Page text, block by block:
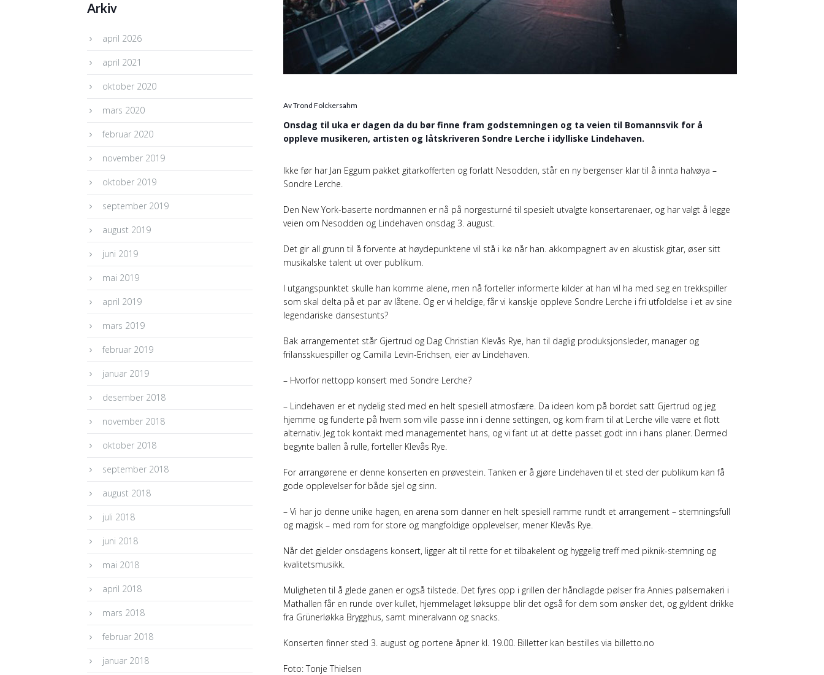
Av Trond Folckersahm
Onsdag til uka er dagen da du bør finne fram godstemningen og ta veien til Bomannsvik for å
oppleve musikeren, artisten og låtskriveren Sondre Lerche i idylliske Lindehaven.
Ikke før har Jan Eggum pakket gitarkofferten og forlatt Nesodden, står en ny bergenser klar til å innta halvøya –
Sondre Lerche.
Den New York-baserte nordmannen er nå på norgesturné til spesielt utvalgte konsertarenaer, og har valgt å legge
veien om Nesodden og Lindehaven onsdag 3. august.
Det gir all grunn til å forvente at høydepunktene vil stå i kø når han. akkompagnert av en akustisk gitar, øser sitt
musikalske talent ut over publikum.
I utgangspunktet skulle han komme alene, men nå forteller informerte kilder at han vil ha med seg en trekkspiller
som skal delta på et par av låtene. Og er vi heldige, får vi kanskje oppleve Sondre Lerche i fri utfoldelse i et av sine
legendariske dansestunts?
Bak arrangementet står Gjertrud og Dag Christian Klevås Rye, han til daglig produksjonsleder, manager og
frilansskuespiller og Camilla Levin-Erichsen, eier av Lindehaven.
– Hvorfor nettopp konsert med Sondre Lerche?
– Lindehaven er et nydelig sted med en helt spesiell atmosfære. Da ideen kom på bordet satt Gjertrud og jeg
hjemme og funderte på hvem som ville passe inn i denne settingen, og kom fram til at Lerche ville være et flott
alternativ. Jeg tok kontakt med managementet hans, og vi fant ut at dette passet godt inn i hans planer. Dermed
begynte ballen å rulle, forteller Klevås Rye.
For arrangørene er denne konserten en prøvestein. Tanken er å gjøre Lindehaven til et sted der publikum kan få
gode opplevelser for både sjel og sinn.
– Vi har jo denne unike hagen, en arena som danner en helt spesiell ramme rundt et arrangement – stemningsfull
og magisk – med rom for store og mangfoldige opplevelser, mener Klevås Rye.
Når det gjelder onsdagens konsert, ligger alt til rette for et tilbakelent og hyggelig treff med piknik-stemning og
kvalitetsmusikk.
Muligheten til å glede ganen er også tilstede. Det fyres opp i grillen der håndlagde pølser fra Annies pølsemakeri i
Mathallen får en runde over kullet, hjemmelaget løksuppe blir det også for dem som ønsker det, og gyldent drikke
fra Grünerløkka Brygghus, samt mineralvann og snacks.
Konserten finner sted 3. august og portene åpner kl. 19.00. Billetter kan bestilles via billetto.no
Foto: Tonje Thielsen
Arkiv
april 2026
april 2021
oktober 2020
mars 2020
februar 2020
november 2019
oktober 2019
september 2019
august 2019
juni 2019
mai 2019
april 2019
mars 2019
februar 2019
januar 2019
desember 2018
november 2018
oktober 2018
september 2018
august 2018
juli 2018
juni 2018
mai 2018
april 2018
mars 2018
februar 2018
januar 2018